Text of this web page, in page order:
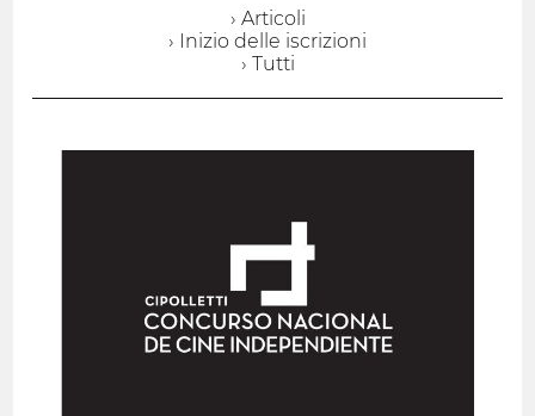
› Articoli
› Inizio delle iscrizioni
› Tutti